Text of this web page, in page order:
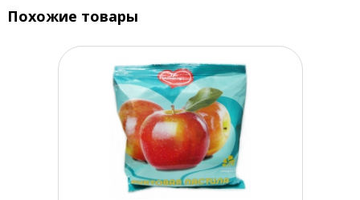
Похожие товары